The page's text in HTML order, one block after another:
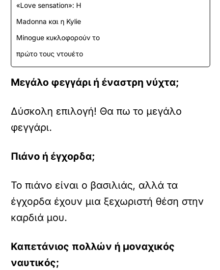
«Love sensation»: Η
Madonna και η Kylie
Minogue κυκλοφορούν το
πρώτο τους ντουέτο
Μεγάλο φεγγάρι ή έναστρη νύχτα;
Δύσκολη επιλογή! Θα πω το μεγάλο
φεγγάρι.
Πιάνο ή έγχορδα;
Το πιάνο είναι o βασιλιάς, αλλά τα
έγχορδα έχουν μια ξεχωριστή θέση στην
καρδιά μου.
Καπετάνιος πολλών ή μοναχικός
ναυτικός;